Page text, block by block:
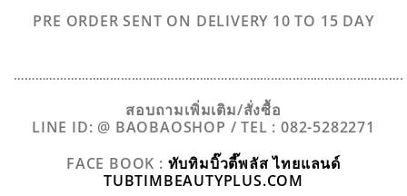
PRE ORDER SENT ON DELIVERY 10 TO 15 DAY
……………………………………………………………………………………………….
สอบถามเพิ่มเติม/สั่งซื้อ
LINE ID: @ BAOBAOSHOP / TEL : 082-5282271
FACE BOOK : ทับทิมบิ๊วตี๊พลัส ไทยแลนด์
TUBTIMBEAUTYPLUS.COM